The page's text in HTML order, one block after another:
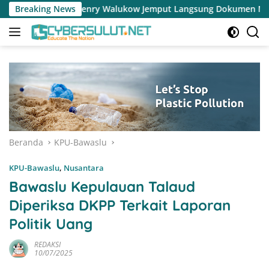
Langsung
ke
konten
Breaking News
Jemput Langsung Dokumen Musrenbang Desa
Beranda KPU-Bawaslu
KPU-Bawaslu, Nusantara
Bawaslu Kepulauan Talaud
Diperiksa DKPP Terkait Laporan
Politik Uang
REDAKSI
10/07/2025